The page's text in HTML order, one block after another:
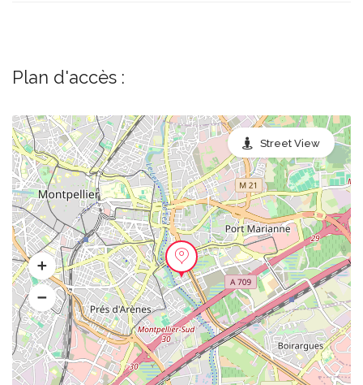
Plan d'accès :
Street View